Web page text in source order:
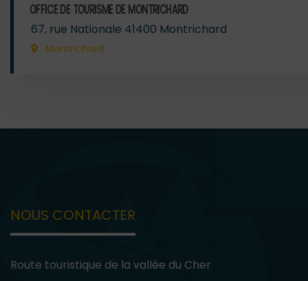
OFFICE DE TOURISME DE MONTRICHARD
67, rue Nationale 41400 Montrichard
Montrichard
NOUS CONTACTER
Route touristique de la vallée du Cher